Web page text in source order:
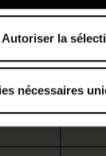
Autoriser la
nécessaires
SAINT-